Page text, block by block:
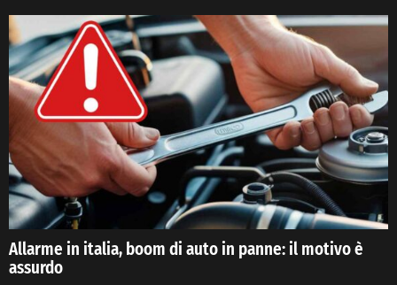
Allarme in italia, boom di auto in panne: il motivo è
assurdo